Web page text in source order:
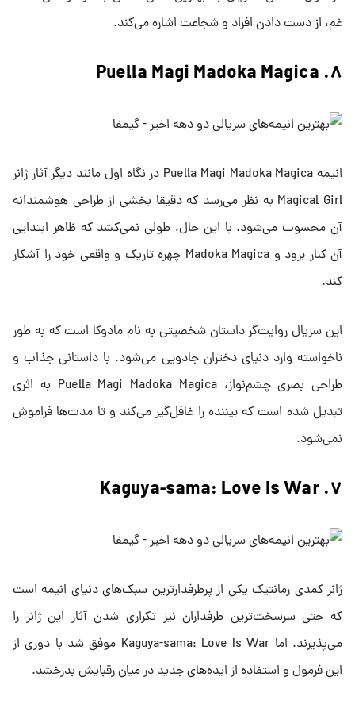
غم، از دست دادن افراد و شجاعت اشاره می‌کند.
۸. Puella Magi Madoka Magica
انیمه Puella Magi Madoka Magica در نگاه اول مانند دیگر آثار ژانر
Magical Girl به نظر می‌رسد که دقیقا بخشی از طراحی هوشمندانه
آن محسوب می‌شود. با این حال، طولی نمی‌کشد که ظاهر ابتدایی
آن کنار برود و Madoka Magica چهره تاریک و واقعی خود را آشکار
کند.
این سریال روایت‌گر داستان شخصیتی به نام مادوکا است که به طور
ناخواسته وارد دنیای دختران جادویی می‌شود. با داستانی جذاب و
طراحی بصری چشم‌نواز، Puella Magi Madoka Magica به اثری
تبدیل شده است که بیننده را غافل‌گیر می‌کند و تا مدت‌ها فراموش
نمی‌شود.
۷. Kaguya-sama: Love Is War
ژانر کمدی رمانتیک یکی از پرطرفدارترین سبک‌های دنیای انیمه است
که حتی سرسخت‌ترین طرفداران نیز تکراری شدن آثار این ژانر را
می‌پذیرند. اما Kaguya-sama: Love Is War موفق شد با دوری از
این فرمول و استفاده از ایده‌های جدید در میان رقبایش بدرخشد.